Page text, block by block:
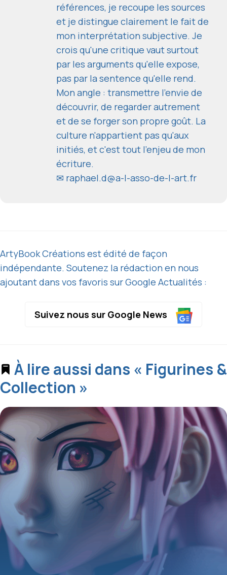
références, je recoupe les sources
et je distingue clairement le fait de
mon interprétation subjective. Je
crois qu'une critique vaut surtout
par les arguments qu'elle expose,
pas par la sentence qu'elle rend.
Mon angle : transmettre l'envie de
découvrir, de regarder autrement
et de se forger son propre goût. La
culture n'appartient pas qu'aux
initiés, et c'est tout l'enjeu de mon
écriture.
✉ raphael.d@a-l-asso-de-l-art.fr
ArtyBook Créations est édité de façon
indépendante. Soutenez la rédaction en nous
ajoutant dans vos favoris sur Google Actualités :
Suivez nous sur Google News
À lire aussi dans « Figurines &
Collection »